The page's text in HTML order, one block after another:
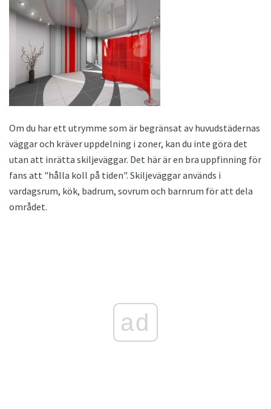
Om du har ett utrymme som är begränsat av huvudstädernas
väggar och kräver uppdelning i zoner, kan du inte göra det
utan att inrätta skiljeväggar. Det här är en bra uppfinning för
fans att "hålla koll på tiden". Skiljeväggar används i
vardagsrum, kök, badrum, sovrum och barnrum för att dela
området.
ad